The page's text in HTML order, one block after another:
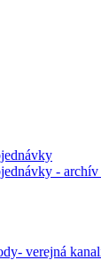
- archív
verejná